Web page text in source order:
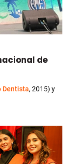
de
Dentista, 2015) y